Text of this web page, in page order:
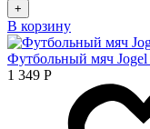
+
В корзину
Футбольный мяч
1 349 Р